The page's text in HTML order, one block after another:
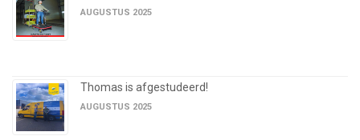
AUGUSTUS 2025
Thomas is afgestudeerd!
AUGUSTUS 2025